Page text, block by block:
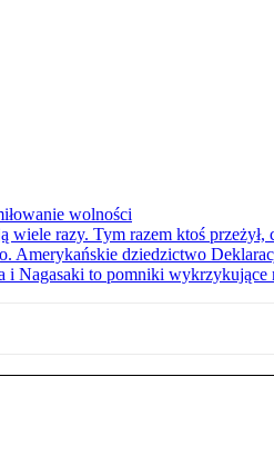
wolności
razy. Tym razem ktoś przeżył,
Amerykańskie dziedzictwo
i Nagasaki to pomniki wykrzykujące